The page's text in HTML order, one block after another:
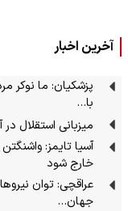
آخرین اخبار
پزشکیان: ما نوکر
با…
میزبانی استقلال
آسیا تایمز:
خارج شود
عراقچی: توان
جهان…